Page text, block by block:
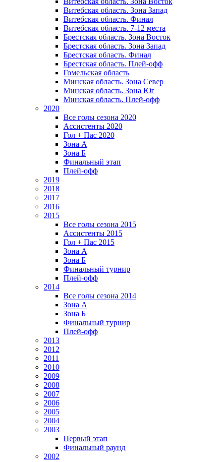
Витебская область. Зона Запад
Витебская область. Финал
Витебская область. 7-12 места
Брестская область. Зона Восток
Брестская область. Зона Запад
Брестская область. Финал
Брестская область. Плей-офф
Гомельская область
Минская область. Зона Север
Минская область. Зона Юг
Минская область. Плей-офф
2020
Все голы сезона 2020
Ассистенты 2020
Гол + Пас 2020
Зона А
Зона Б
Финальный этап
Плей-офф
2019
2018
2017
2016
2015
Все голы сезона 2015
Ассистенты 2015
Гол + Пас 2015
Зона А
Зона Б
Финальный турнир
Плей-офф
2014
Все голы сезона 2014
Зона А
Зона Б
Финальный турнир
Плей-офф
2013
2012
2011
2010
2009
2008
2007
2006
2005
2004
2003
Первый этап
Финальный раунд
2002